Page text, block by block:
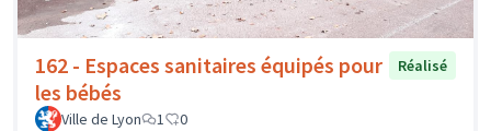
162 - Espaces sanitaires équipés pour
les bébés
Réalisé
Ville de Lyon 1 0